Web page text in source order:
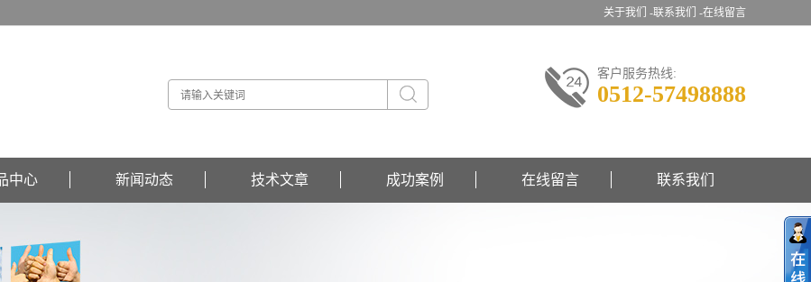
关于我们 -联系我们 -在线留言
客户服务热线:
0512-57498888
中心 新闻动态 技术文章 成功案例 在线留言 联系我们